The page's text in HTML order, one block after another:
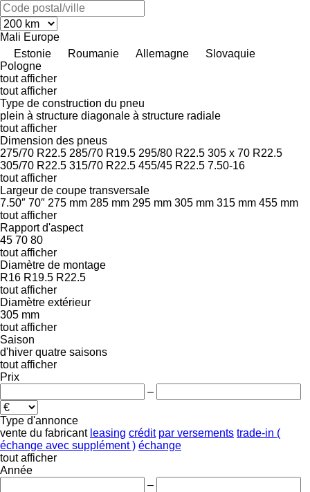
Mali Europe
Estonie
Roumanie Allemagne
Slovaquie
Pologne
tout afficher
tout afficher
Type de construction du pneu
plein à structure diagonale à structure radiale
tout afficher
Dimension des pneus
275/70 R22.5 285/70 R19.5 295/80 R22.5 305 x 70 R22.5
305/70 R22.5 315/70 R22.5 455/45 R22.5 7.50-16
tout afficher
Largeur de coupe transversale
7.50″ 70″ 275 mm 285 mm 295 mm 305 mm 315 mm 455 mm
tout afficher
Rapport d'aspect
45 70 80
tout afficher
Diamètre de montage
R16 R19.5 R22.5
tout afficher
Diamètre extérieur
305 mm
tout afficher
Saison
d'hiver quatre saisons
tout afficher
Prix
–
Type d'annonce
vente du fabricant leasing crédit par versements trade-in (
échange avec supplément ) échange
tout afficher
Année
–